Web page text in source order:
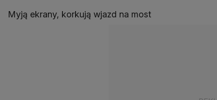
Myją ekrany, korkują wjazd na most